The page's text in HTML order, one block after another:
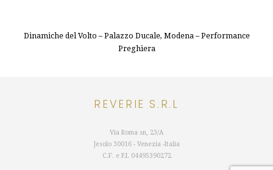
Dinamiche del Volto – Palazzo Ducale, Modena – Performance
Preghiera
REVERIE S.R.L
Via Roma sn, 23/A
Jesolo 30016 - Venezia -Italia
C.F. e P.I. 04495390272